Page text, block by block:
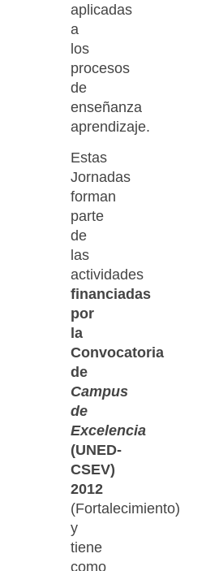
aplicadas
a
los
procesos
de
enseñanza
aprendizaje.
Estas
Jornadas
forman
parte
de
las
actividades
financiadas
por
la
Convocatoria
de
Campus
de
Excelencia
(UNED-
CSEV)
2012
(Fortalecimiento)
y
tiene
como